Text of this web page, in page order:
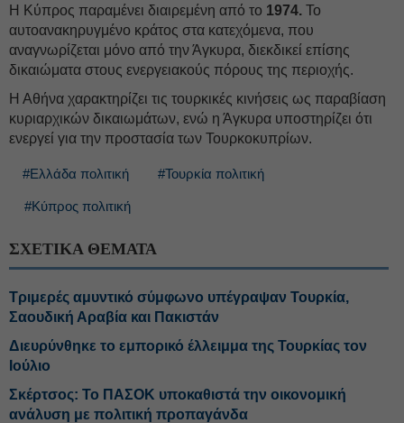
Η Κύπρος παραμένει διαιρεμένη από το 1974. Το
αυτοανακηρυγμένο κράτος στα κατεχόμενα, που
αναγνωρίζεται μόνο από την Άγκυρα, διεκδικεί επίσης
δικαιώματα στους ενεργειακούς πόρους της περιοχής.
Η Αθήνα χαρακτηρίζει τις τουρκικές κινήσεις ως παραβίαση
κυριαρχικών δικαιωμάτων, ενώ η Άγκυρα υποστηρίζει ότι
ενεργεί για την προστασία των Τουρκοκυπρίων.
#Ελλάδα πολιτική #Τουρκία πολιτική
#Κύπρος πολιτική
ΣΧΕΤΙΚΑ ΘΕΜΑΤΑ
Τριμερές αμυντικό σύμφωνο υπέγραψαν Τουρκία,
Σαουδική Αραβία και Πακιστάν
Διευρύνθηκε το εμπορικό έλλειμμα της Τουρκίας τον
Ιούλιο
Σκέρτσος: Το ΠΑΣΟΚ υποκαθιστά την οικονομική
ανάλυση με πολιτική προπαγάνδα